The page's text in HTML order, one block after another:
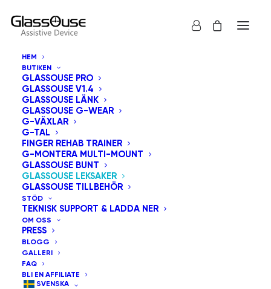
HEM
BUTIKEN
GLASSOUSE PRO
GLASSOUSE V1.4
GLASSOUSE LÄNK
GLASSOUSE G-WEAR
G-VÄXLAR
G-TAL
FINGER REHAB TRAINER
G-MONTERA MULTI-MOUNT
GLASSOUSE BUNT
GLASSOUSE LEKSAKER
GLASSOUSE TILLBEHÖR
STÖD
TEKNISK SUPPORT & LADDA NER
OM OSS
PRESS
BLOGG
GALLERI
FAQ
BLI EN AFFILIATE
SVENSKA